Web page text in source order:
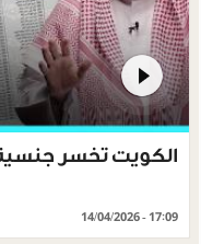
الكويت تخسر
14/04/2026 - 17:09